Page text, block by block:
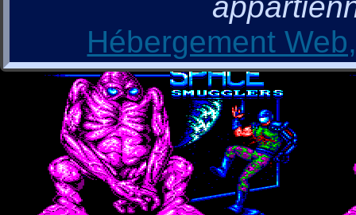
Hébergement